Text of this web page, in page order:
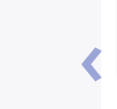
‹